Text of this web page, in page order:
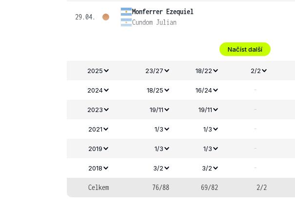
29.04.
Monferrer Ezequiel
Cundom Julian
Načíst další
2025 23/27 18/22 2/2
2024 18/25 16/24 -
2023 19/11 19/11 -
2021 1/3 1/3 -
2019 1/3 1/3 -
2018 3/2 3/2 -
Celkem 76/88 69/82 2/2